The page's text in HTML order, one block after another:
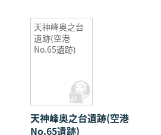
天神峰奥之台
遺跡(空港
No.65遺跡)
天神峰奥之台遺跡(空港
No.65遺跡)